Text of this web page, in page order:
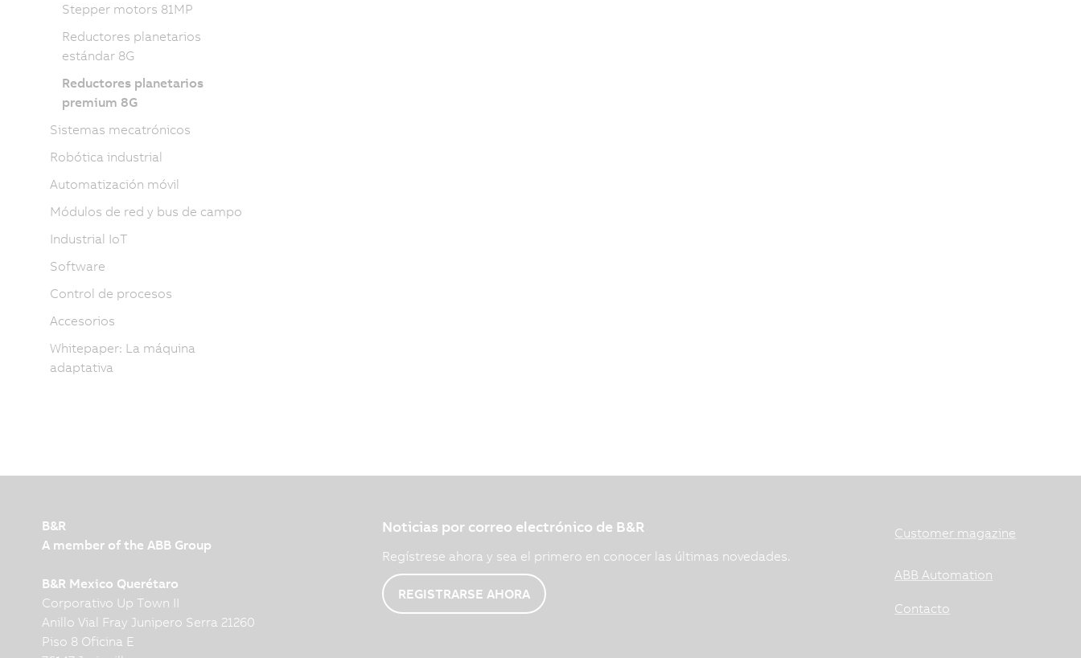
Stepper motors 81MP
Reductores planetarios
estándar 8G
Reductores planetarios
premium 8G
Sistemas mecatrónicos
Robótica industrial
Automatización móvil
Módulos de red y bus de campo
Industrial IoT
Software
Control de procesos
Accesorios
Whitepaper: La máquina
adaptativa
B&R
A member of the ABB Group
B&R Mexico Querétaro
Corporativo Up Town II
Anillo Vial Fray Junipero Serra 21260
Piso 8 Oficina E
Noticias por correo electrónico de B&R
Regístrese ahora y sea el primero en conocer las últimas novedades.
REGISTRARSE AHORA
Customer magazine
ABB Automation
Contacto